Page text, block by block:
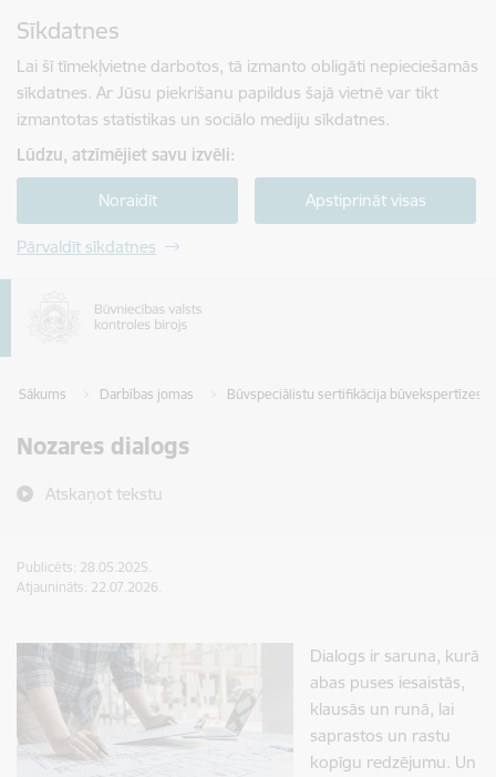
Sīkdatnes
Lai šī tīmekļvietne darbotos, tā izmanto obligāti nepieciešamās
sīkdatnes. Ar Jūsu piekrišanu papildus šajā vietnē var tikt
izmantotas statistikas un sociālo mediju sīkdatnes.
Lūdzu, atzīmējiet savu izvēli:
Noraidīt Apstiprināt visas
Pārvaldīt sīkdatnes
Sākums Darbības jomas Būvspeciālistu sertifikācija būvekspertīzes
Nozares dialogs
Atskaņot tekstu
Publicēts: 28.05.2025.
Atjaunināts: 22.07.2026.
Dialogs ir saruna, kurā
abas puses iesaistās,
klausās un runā, lai
saprastos un rastu
kopīgu redzējumu. Un